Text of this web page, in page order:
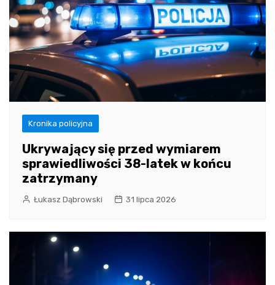
Kronika policyjna
Ukrywający się przed wymiarem
sprawiedliwości 38-latek w końcu
zatrzymany
Łukasz Dąbrowski 31 lipca 2026